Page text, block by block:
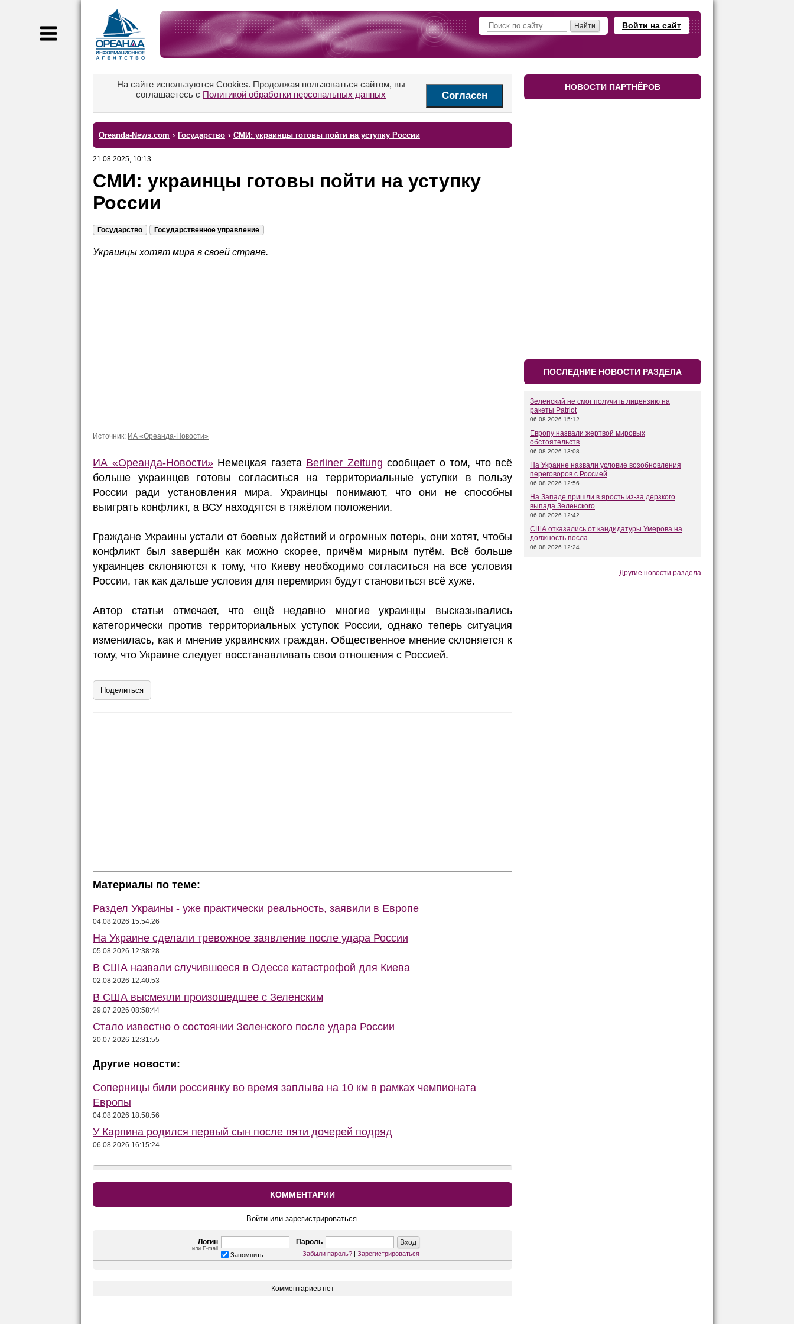
Войти на сайт
На сайте используются Cookies. Продолжая пользоваться сайтом, вы
соглашаетесь с Политикой обработки персональных данных Согласен
Oreanda-News.com › Государство › СМИ: украинцы готовы пойти на уступку России
21.08.2025, 10:13
СМИ: украинцы готовы пойти на уступку
России
Государство Государственное управление
Украинцы хотят мира в своей стране.
Источник: ИА «Ореанда-Новости»
ИА «Ореанда-Новости»Немецкая газета Berliner Zeitung сообщает о том, что всё
больше украинцев готовы согласиться на территориальные уступки в пользу
России ради установления мира. Украинцы понимают, что они не способны
выиграть конфликт, а ВСУ находятся в тяжёлом положении.
Граждане Украины устали от боевых действий и огромных потерь, они хотят, чтобы
конфликт был завершён как можно скорее, причём мирным путём. Всё больше
украинцев склоняются к тому, что Киеву необходимо согласиться на все условия
России, так как дальше условия для перемирия будут становиться всё хуже.
Автор статьи отмечает, что ещё недавно многие украинцы высказывались
категорически против территориальных уступок России, однако теперь ситуация
изменилась, как и мнение украинских граждан. Общественное мнение склоняется к
тому, что Украине следует восстанавливать свои отношения с Россией.
Поделиться
Материалы по теме:
Раздел Украины - уже практически реальность, заявили в Европе
04.08.2026 15:54:26
На Украине сделали тревожное заявление после удара России
05.08.2026 12:38:28
В США назвали случившееся в Одессе катастрофой для Киева
02.08.2026 12:40:53
В США высмеяли произошедшее с Зеленским
29.07.2026 08:58:44
Стало известно о состоянии Зеленского после удара России
20.07.2026 12:31:55
Другие новости:
Соперницы били россиянку во время заплыва на 10 км в рамках чемпионата
Европы
04.08.2026 18:58:56
У Карпина родился первый сын после пяти дочерей подряд
06.08.2026 16:15:24
КОММЕНТАРИИ
Войти или зарегистрироваться.
Логин
или E-mail
Пароль
Запомнить Забыли пароль? | Зарегистрироваться
Комментариев нет
НОВОСТИ ПАРТНЁРОВ
ПОСЛЕДНИЕ НОВОСТИ РАЗДЕЛА
Зеленский не смог получить лицензию на
ракеты Patriot
06.08.2026 15:12
Европу назвали жертвой мировых
обстоятельств
06.08.2026 13:08
На Украине назвали условие возобновления
переговоров с Россией
06.08.2026 12:56
На Западе пришли в ярость из-за дерзкого
выпада Зеленского
06.08.2026 12:42
США отказались от кандидатуры Умерова на
должность посла
06.08.2026 12:24
Другие новости раздела